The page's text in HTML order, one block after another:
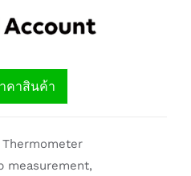
คาสินค้า
measurement,